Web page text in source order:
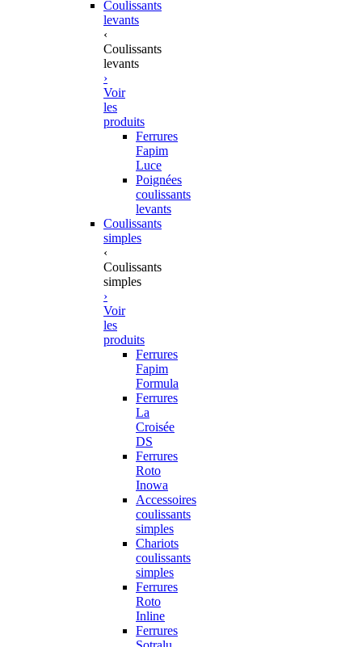
Coulissants
levants
‹
Coulissants
levants
›
Voir
les
produits
Ferrures
Fapim
Luce
Poignées
coulissants
levants
Coulissants
simples
‹
Coulissants
simples
›
Voir
les
produits
Ferrures
Fapim
Formula
Ferrures
La
Croisée
DS
Ferrures
Roto
Inowa
Accessoires
coulissants
simples
Chariots
coulissants
simples
Ferrures
Roto
Inline
Ferrures